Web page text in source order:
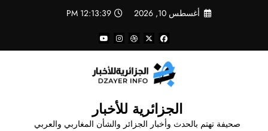
أغسطس 10, 2026 12:13:39 PM
الجزائرية للأخبار
صحيفة تهتم بالحدث وأخبار الجزائر والشأن المغاربي والعربي